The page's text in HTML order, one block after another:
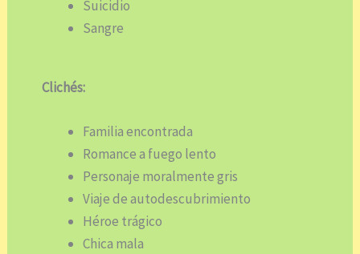
Suicidio
Sangre
Clichés:
Familia encontrada
Romance a fuego lento
Personaje moralmente gris
Viaje de autodescubrimiento
Héroe trágico
Chica mala